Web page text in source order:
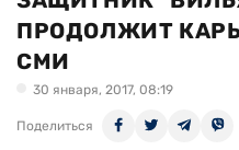
ПРОДОЛЖИТ
СМИ
30 января, 2017, 08:19
Поделиться